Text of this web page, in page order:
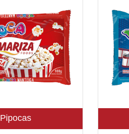
Pipocas